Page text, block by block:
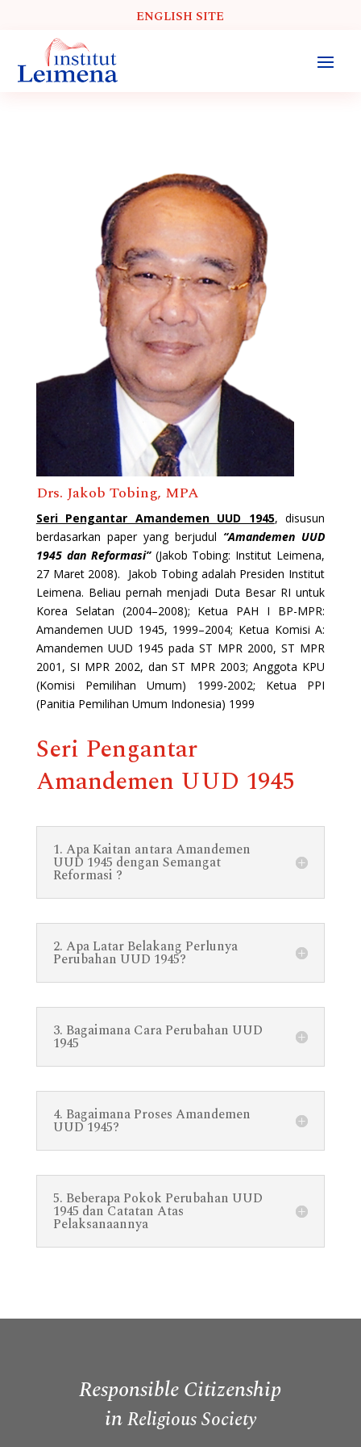
ENGLISH SITE
Drs. Jakob Tobing, MPA
Seri Pengantar Amandemen UUD 1945, disusun
berdasarkan paper yang berjudul “Amandemen UUD
1945 dan Reformasi” (Jakob Tobing: Institut Leimena,
27 Maret 2008). Jakob Tobing adalah Presiden Institut
Leimena. Beliau pernah menjadi Duta Besar RI untuk
Korea Selatan (2004–2008); Ketua PAH I BP-MPR:
Amandemen UUD 1945, 1999–2004; Ketua Komisi A:
Amandemen UUD 1945 pada ST MPR 2000, ST MPR
2001, SI MPR 2002, dan ST MPR 2003; Anggota KPU
(Komisi Pemilihan Umum) 1999-2002; Ketua PPI
(Panitia Pemilihan Umum Indonesia) 1999
Seri Pengantar
Amandemen UUD 1945
1. Apa Kaitan antara Amandemen
UUD 1945 dengan Semangat
Reformasi ?
2. Apa Latar Belakang Perlunya
Perubahan UUD 1945?
3. Bagaimana Cara Perubahan UUD
1945
4. Bagaimana Proses Amandemen
UUD 1945?
5. Beberapa Pokok Perubahan UUD
1945 dan Catatan Atas
Pelaksanaannya
Responsible Citizenship
inReligious Society